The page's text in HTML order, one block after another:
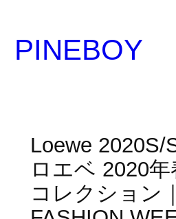
PINEBOY
Loewe 2020S/S
ロエベ 2020
コレクション